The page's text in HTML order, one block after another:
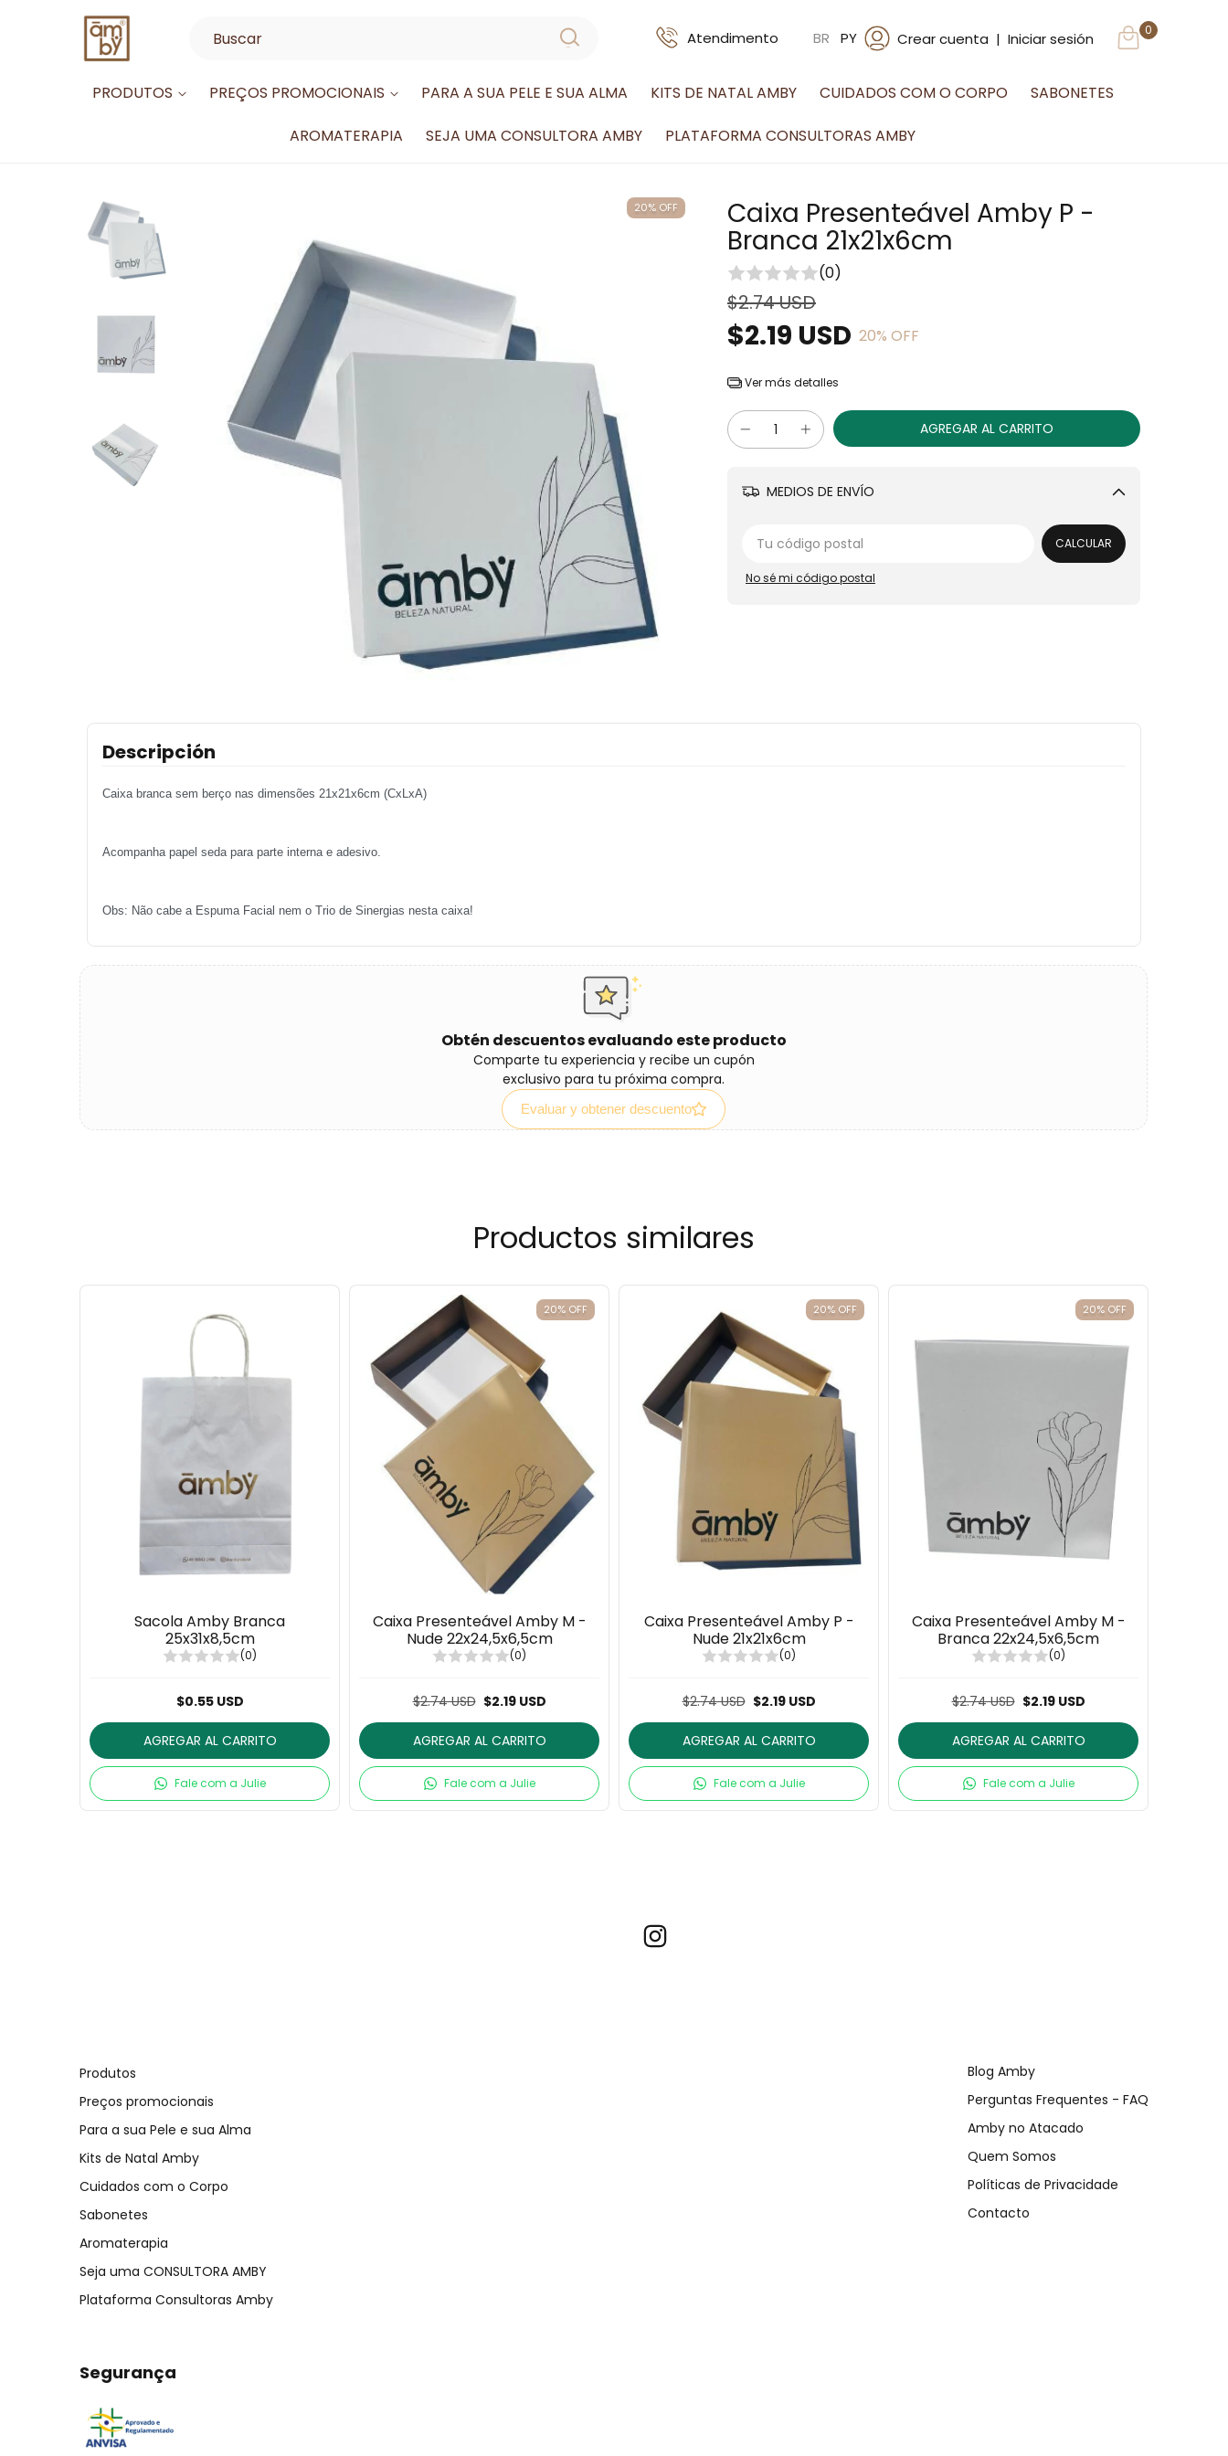
Atendimento BR PY Crear cuenta | Iniciar sesión 0
PRODUTOS PREÇOS PROMOCIONAIS PARA A SUA PELE E SUA ALMA KITS DE NATAL AMBY CUIDADOS COM O CORPO SABONETES
AROMATERAPIA SEJA UMA CONSULTORA AMBY PLATAFORMA CONSULTORAS AMBY
20% OFF Caixa Presenteável Amby P -
Branca 21x21x6cm
(0)
$2.74 USD
$2.19 USD 20% OFF
Ver más detalles
MEDIOS DE ENVÍO
Cambiar CP
CALCULAR
No sé mi código postal
Descripción
Caixa branca sem berço nas dimensões 21x21x6cm (CxLxA)
Acompanha papel seda para parte interna e adesivo.
Obs: Não cabe a Espuma Facial nem o Trio de Sinergias nesta caixa!
Obtén descuentos evaluando este producto
Comparte tu experiencia y recibe un cupón
exclusivo para tu próxima compra.
Evaluar y obtener descuento
Productos similares
Sacola Amby Branca
25x31x8,5cm
(0)
$0.55 USD
AGREGAR AL CARRITO
Fale com a Julie
20% OFF
Caixa Presenteável Amby M -
Nude 22x24,5x6,5cm
(0)
$2.74 USD $2.19 USD
AGREGAR AL CARRITO
Fale com a Julie
20% OFF
Caixa Presenteável Amby P -
Nude 21x21x6cm
(0)
$2.74 USD $2.19 USD
AGREGAR AL CARRITO
Fale com a Julie
20% OFF
Caixa Presenteável Amby M -
Branca 22x24,5x6,5cm
(0)
$2.74 USD $2.19 USD
AGREGAR AL CARRITO
Fale com a Julie
Produtos
Preços promocionais
Para a sua Pele e sua Alma
Kits de Natal Amby
Cuidados com o Corpo
Sabonetes
Aromaterapia
Seja uma CONSULTORA AMBY
Plataforma Consultoras Amby
Blog Amby
Perguntas Frequentes - FAQ
Amby no Atacado
Quem Somos
Políticas de Privacidade
Contacto
Segurança